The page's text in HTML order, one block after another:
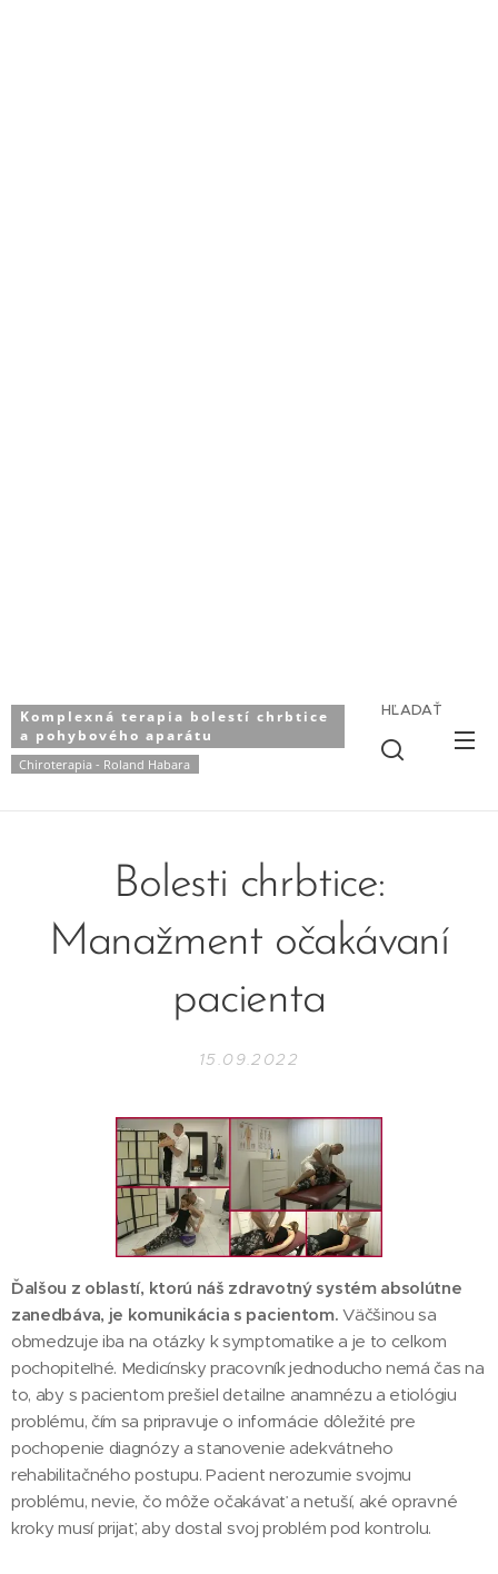
Komplexná terapia bolestí chrbtice
a pohybového aparátu
Chiroterapia - Roland Habara
HĽADAŤ
Bolesti chrbtice:
Manažment očakávaní
pacienta
15.09.2022
Ďalšou z oblastí, ktorú náš zdravotný systém absolútne
zanedbáva, je komunikácia s pacientom. Väčšinou sa
obmedzuje iba na otázky k symptomatike a je to celkom
pochopiteľné. Medicínsky pracovník jednoducho nemá čas na
to, aby s pacientom prešiel detailne anamnézu a etiológiu
problému, čím sa pripravuje o informácie dôležité pre
pochopenie diagnózy a stanovenie adekvátneho
rehabilitačného postupu. Pacient nerozumie svojmu
problému, nevie, čo môže očakávať a netuší, aké opravné
kroky musí prijať, aby dostal svoj problém pod kontrolu.